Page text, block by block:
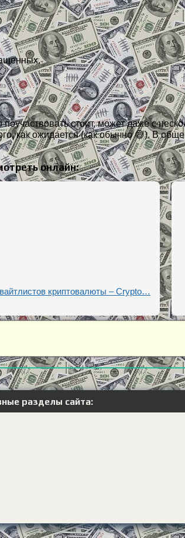
стоит, может даже с
как ожидается (как обычно 😅). В
онлайн:
криптовалюты – Crypto…
разделы сайта: